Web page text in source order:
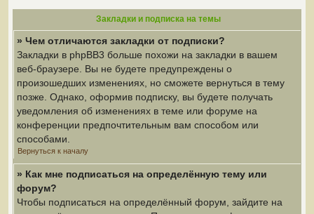
Закладки и подписка на темы
» Чем отличаются закладки от подписки?
Закладки в phpBB3 больше похожи на закладки в вашем
веб-браузере. Вы не будете предупреждены о
произошедших изменениях, но сможете вернуться в тему
позже. Однако, оформив подписку, вы будете получать
уведомления об изменениях в теме или форуме на
конференции предпочтительным вам способом или
способами.
Вернуться к началу
» Как мне подписаться на определённую тему или
форум?
Чтобы подписаться на определённый форум, зайдите на